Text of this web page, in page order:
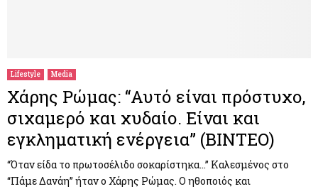
Lifestyle Media
Χάρης Ρώμας: “Αυτό είναι πρόστυχο,
σιχαμερό και χυδαίο. Είναι και
εγκληματική ενέργεια” (ΒΙΝΤΕΟ)
“Όταν είδα το πρωτοσέλιδο σοκαρίστηκα…” Καλεσμένος στο
“Πάμε Δανάη” ήταν ο Χάρης Ρώμας. Ο ηθοποιός και